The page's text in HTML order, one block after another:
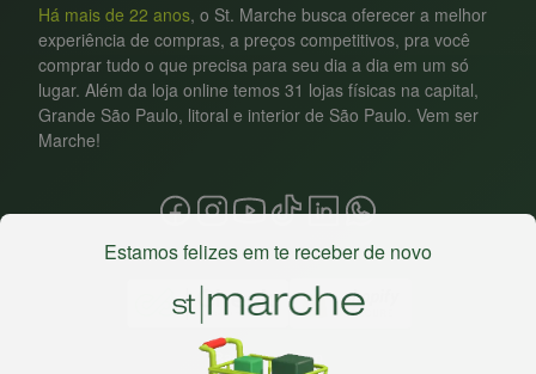
Há mais de 22 anos, o St. Marche busca oferecer a melhor
experiência de compras, a preços competitivos, pra você
comprar tudo o que precisa para seu dia a dia em um só
lugar. Além da loja online temos 31 lojas físicas na capital,
Grande São Paulo, litoral e interior de São Paulo. Vem ser
Marche!
Baixe nosso app
Estamos felizes em te receber de novo